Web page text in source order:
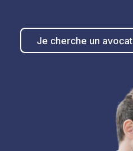
Je cherche un avocat